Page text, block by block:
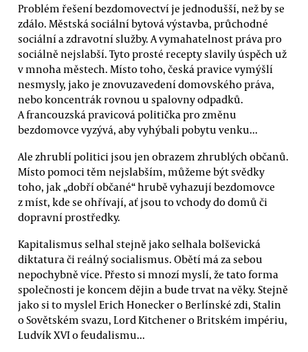
Problém řešení bezdomovectví je jednodušší, než by se
zdálo. Městská sociální bytová výstavba, průchodné
sociální a zdravotní služby. A vymahatelnost práva pro
sociálně nejslabší. Tyto prosté recepty slavily úspěch už
v mnoha městech. Místo toho, česká pravice vymýšlí
nesmysly, jako je znovuzavedení domovského práva,
nebo koncentrák rovnou u spalovny odpadků.
A francouzská pravicová politička pro změnu
bezdomovce vyzývá, aby vyhýbali pobytu venku...
Ale zhrublí politici jsou jen obrazem zhrublých občanů.
Místo pomoci těm nejslabším, můžeme být svědky
toho, jak „dobří občané“ hrubě vyhazují bezdomovce
z míst, kde se ohřívají, ať jsou to vchody do domů či
dopravní prostředky.
Kapitalismus selhal stejně jako selhala bolševická
diktatura či reálný socialismus. Obětí má za sebou
nepochybně více. Přesto si mnozí myslí, že tato forma
společnosti je koncem dějin a bude trvat na věky. Stejně
jako si to myslel Erich Honecker o Berlínské zdi, Stalin
o Sovětském svazu, Lord Kitchener o Britském impériu,
Ludvík XVI o feudalismu...